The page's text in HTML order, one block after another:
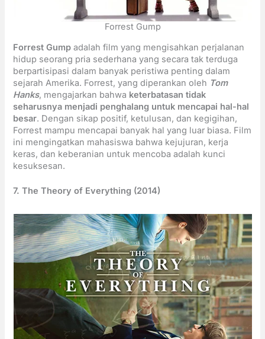
Forrest Gump
Forrest Gump adalah film yang mengisahkan perjalanan
hidup seorang pria sederhana yang secara tak terduga
berpartisipasi dalam banyak peristiwa penting dalam
sejarah Amerika. Forrest, yang diperankan oleh Tom
Hanks, mengajarkan bahwa keterbatasan tidak
seharusnya menjadi penghalang untuk mencapai hal-hal
besar. Dengan sikap positif, ketulusan, dan kegigihan,
Forrest mampu mencapai banyak hal yang luar biasa. Film
ini mengingatkan mahasiswa bahwa kejujuran, kerja
keras, dan keberanian untuk mencoba adalah kunci
kesuksesan.
7. The Theory of Everything (2014)